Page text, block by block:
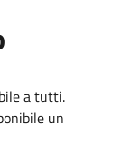
a tutti.
un